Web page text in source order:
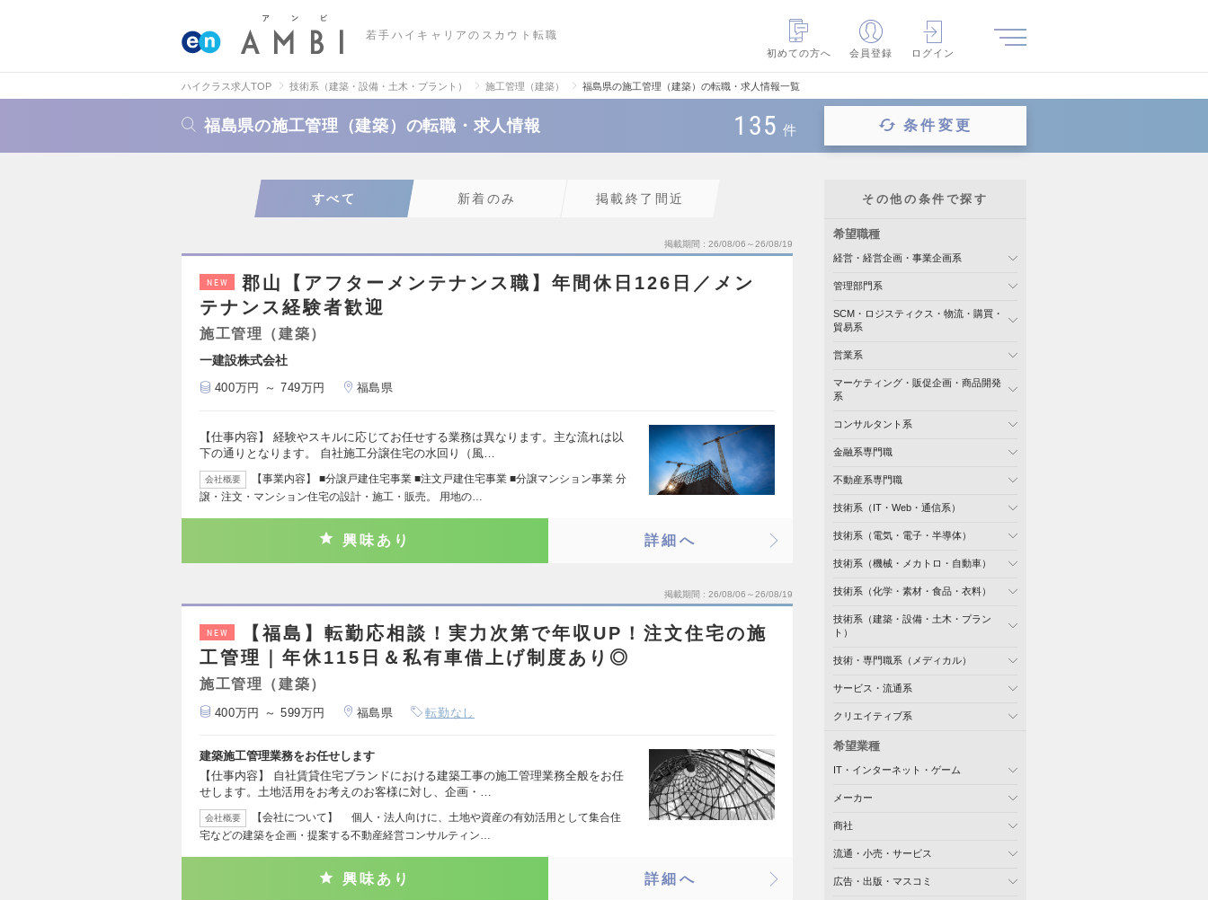
若手ハイキャリアのスカウト転職
初めての方へ
会員登録 ログイン
ハイクラス求人TOP 技術系（建築・設備・土木・プラント） 施工管理（建築） 福島県の施工管理（建築）の転職・求人情報一覧
福島県の施工管理（建築）の転職・求人情報 135 件 条件変更
すべて 新着のみ 掲載終了間近
掲載期間 26/08/06～26/08/19
NEW
郡山【アフターメンテナンス職】年間休日126日／メン
テナンス経験者歓迎
施工管理（建築）
一建設株式会社
400万円 ～ 749万円 福島県
【仕事内容】 経験やスキルに応じてお任せする業務は異なります。主な流れは以
下の通りとなります。 自社施工分譲住宅の水回り（風…
会社概要
【事業内容】 ■分譲戸建住宅事業 ■注文戸建住宅事業 ■分譲マンション事業 分
譲・注文・マンション住宅の設計・施工・販売。 用地の…
興味あり 詳細へ
掲載期間 26/08/06～26/08/19
NEW
【福島】転勤応相談！実力次第で年収UP！注文住宅の施
工管理｜年休115日＆私有車借上げ制度あり◎
施工管理（建築）
400万円 ～ 599万円 福島県 転勤なし
建築施工管理業務をお任せします
【仕事内容】 自社賃貸住宅ブランドにおける建築工事の施工管理業務全般をお任
せします。土地活用をお考えのお客様に対し、企画・…
会社概要
【会社について】 個人・法人向けに、土地や資産の有効活用として集合住
宅などの建築を企画・提案する不動産経営コンサルティン…
興味あり 詳細へ
その他の条件で探す
希望職種
経営・経営企画・事業企画系
管理部門系
SCM・ロジスティクス・物流・購買・
貿易系
営業系
マーケティング・販促企画・商品開発
系
コンサルタント系
金融系専門職
不動産系専門職
技術系（IT・Web・通信系）
技術系（電気・電子・半導体）
技術系（機械・メカトロ・自動車）
技術系（化学・素材・食品・衣料）
技術系（建築・設備・土木・プラン
ト）
技術・専門職系（メディカル）
サービス・流通系
クリエイティブ系
希望業種
IT・インターネット・ゲーム
メーカー
商社
流通・小売・サービス
広告・出版・マスコミ